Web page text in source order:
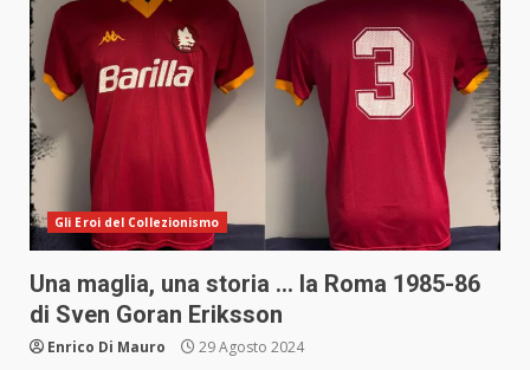
Gli Eroi del Collezionismo
Una maglia, una storia … la Roma 1985-86
di Sven Goran Eriksson
Enrico Di Mauro 29 Agosto 2024